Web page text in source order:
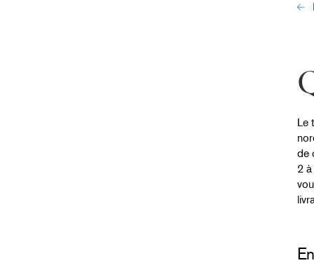
Le
de
2